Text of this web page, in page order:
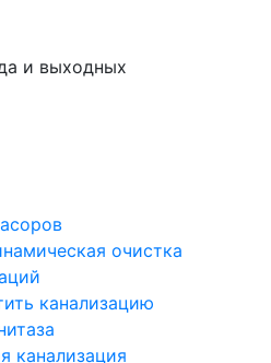
и выходных
очистка
канализацию
канализация